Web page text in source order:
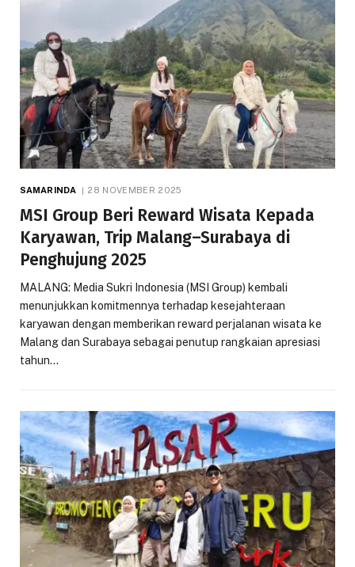
SAMARINDA 28 NOVEMBER 2025
MSI Group Beri Reward Wisata Kepada
Karyawan, Trip Malang–Surabaya di
Penghujung 2025
MALANG: Media Sukri Indonesia (MSI Group) kembali
menunjukkan komitmennya terhadap kesejahteraan
karyawan dengan memberikan reward perjalanan wisata ke
Malang dan Surabaya sebagai penutup rangkaian apresiasi
tahun…